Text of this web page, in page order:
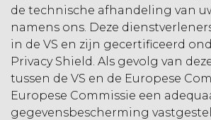
de technische afhandeling van
namens ons. Deze
in de VS en zijn gecertificeerd
Privacy Shield. Als gevolg van
tussen de VS en de Europese
Europese Commissie een
gegevensbescherming